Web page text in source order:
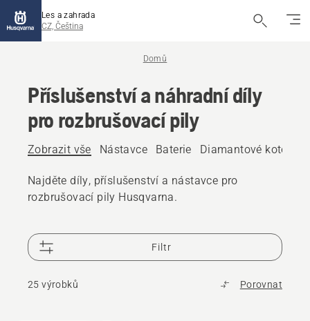
Les a zahrada
CZ, Čeština
Domů
Příslušenství a náhradní díly
pro rozbrušovací pily
Zobrazit vše Nástavce Baterie Diamantové kotouče
Najděte díly, příslušenství a nástavce pro
rozbrušovací pily Husqvarna.
Filtr
25 výrobků Porovnat